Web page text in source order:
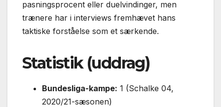
pasningsprocent eller duelvindinger, men
trænere har i interviews fremhævet hans
taktiske forståelse som et særkende.
Statistik (uddrag)
Bundesliga-kampe: 1 (Schalke 04,
2020/21-sæsonen)